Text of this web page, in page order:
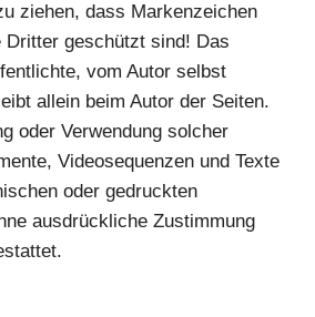
ziehen, dass Markenzeichen
Dritter geschützt sind! Das
vom Autor selbst
allein beim Autor der Seiten.
oder Verwendung solcher
Videosequenzen und Texte
oder gedruckten
ausdrückliche Zustimmung